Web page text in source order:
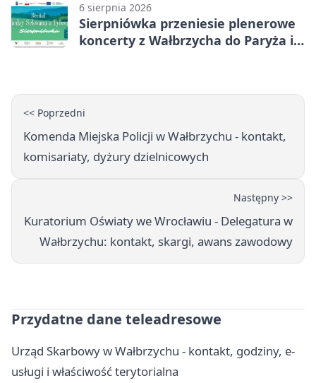
6 sierpnia 2026
Sierpniówka przeniesie plenerowe
koncerty z Wałbrzycha do Paryża i
<< Poprzedni
Komenda Miejska Policji w Wałbrzychu - kontakt,
komisariaty, dyżury dzielnicowych
Następny >>
Kuratorium Oświaty we Wrocławiu - Delegatura w
Wałbrzychu: kontakt, skargi, awans zawodowy
Przydatne dane teleadresowe
Urząd Skarbowy w Wałbrzychu - kontakt, godziny, e-
usługi i właściwość terytorialna